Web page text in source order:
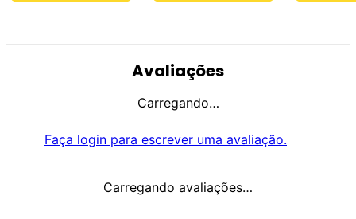
Avaliações
Carregando…
Faça login para escrever uma avaliação.
Carregando avaliações…